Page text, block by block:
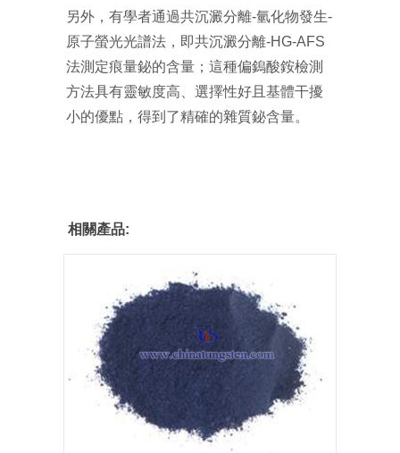
另外，有學者通過共沉澱分離-氫化物發生-
原子螢光光譜法，即共沉澱分離-HG-AFS
法測定痕量鉍的含量；這種偏鎢酸銨檢測
方法具有靈敏度高、選擇性好且基體干擾
小的優點，得到了精確的雜質鉍含量。
相關產品: